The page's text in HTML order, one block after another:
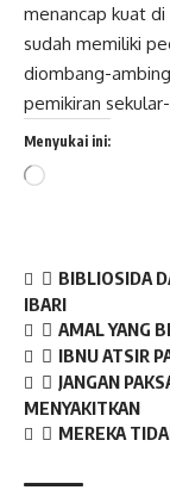
menancap kuat
sudah memiliki
diombang-
pemikiran
Menyukai ini:
Memuat...
BIBLIOSIDA
IBARI
AMAL YANG
IBNU ATSIR
JANGAN
MENYAKITKAN
MEREKA